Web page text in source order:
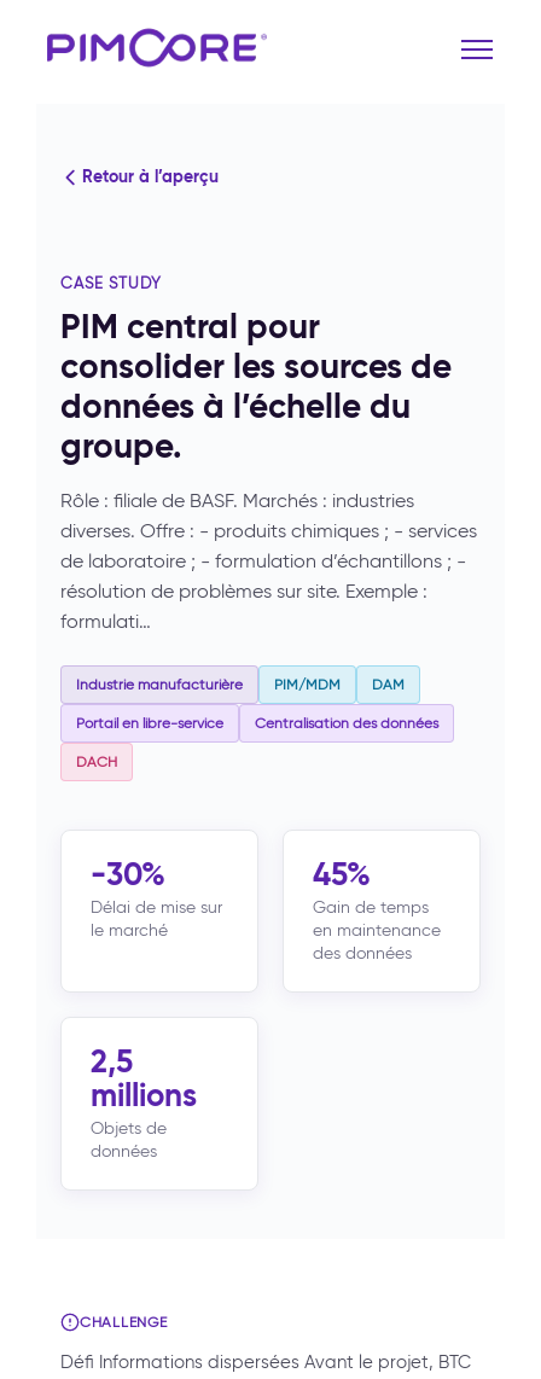
Retour à l’aperçu
CASE STUDY
PIM central pour
consolider les sources de
données à l’échelle du
groupe.
Rôle : filiale de BASF. Marchés : industries
diverses. Offre : - produits chimiques ; - services
de laboratoire ; - formulation d’échantillons ; -
résolution de problèmes sur site. Exemple :
formulati…
Industrie manufacturière PIM/MDM DAM
Portail en libre-service Centralisation des données
DACH
-30%
Délai de mise sur
le marché
45%
Gain de temps
en maintenance
des données
2,5
millions
Objets de
données
CHALLENGE
Défi Informations dispersées Avant le projet, BTC